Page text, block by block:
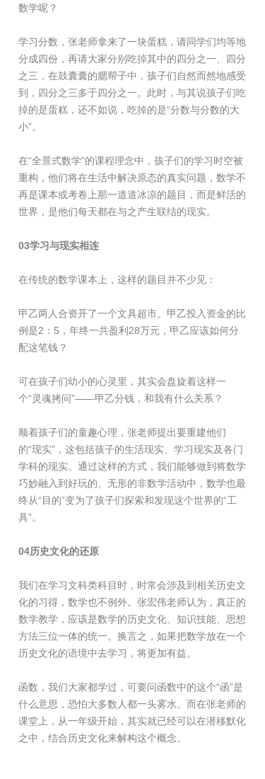
数学呢？
学习分数，张老师拿来了一块蛋糕，请同学们均等地
分成四份，再请大家分别吃掉其中的四分之一、四分
之三，在鼓囊囊的腮帮子中，孩子们自然而然地感受
到，四分之三多于四分之一。此时，与其说孩子们吃
掉的是蛋糕，还不如说，吃掉的是“分数与分数的大
小”。
在“全景式数学”的课程理念中，孩子们的学习时空被
重构，他们将在生活中解决原态的真实问题，数学不
再是课本或考卷上那一道道冰凉的题目，而是鲜活的
世界，是他们每天都在与之产生联结的现实。
03学习与现实相连
在传统的数学课本上，这样的题目并不少见：
甲乙两人合资开了一个文具超市。甲乙投入资金的比
例是2：5，年终一共盈利28万元，甲乙应该如何分
配这笔钱？
可在孩子们幼小的心灵里，其实会盘旋着这样一
个“灵魂拷问”——甲乙分钱，和我有什么关系？
顺着孩子们的童趣心理，张老师提出要重建他们
的“现实”，这包括孩子的生活现实、学习现实及各门
学科的现实。通过这样的方式，我们能够做到将数学
巧妙融入到好玩的、无形的非数学活动中，数学也最
终从“目的”变为了孩子们探索和发现这个世界的“工
具”。
04历史文化的还原
我们在学习文科类科目时，时常会涉及到相关历史文
化的习得，数学也不例外。张宏伟老师认为，真正的
数学教学，应该是数学的历史文化、知识技能、思想
方法三位一体的统一。换言之，如果把数学放在一个
历史文化的语境中去学习，将更加有益。
函数，我们大家都学过，可要问函数中的这个“函”是
什么意思，恐怕大多数人都一头雾水。而在张老师的
课堂上，从一年级开始，其实就已经可以在潜移默化
之中，结合历史文化来解构这个概念。